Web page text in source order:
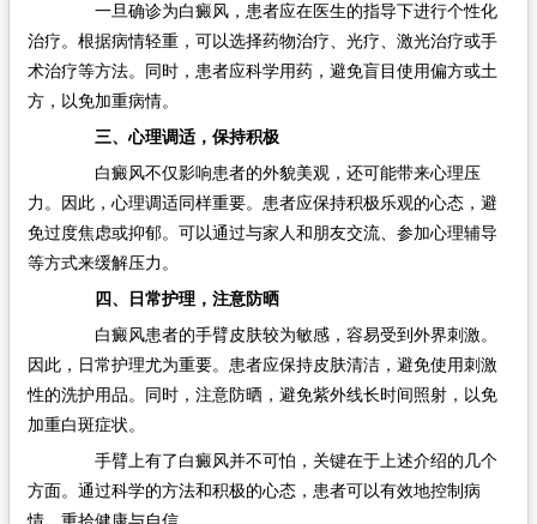
一旦确诊为白癜风，患者应在医生的指导下进行个性化
治疗。根据病情轻重，可以选择药物治疗、光疗、激光治疗或手
术治疗等方法。同时，患者应科学用药，避免盲目使用偏方或土
方，以免加重病情。
三、心理调适，保持积极
白癜风不仅影响患者的外貌美观，还可能带来心理压
力。因此，心理调适同样重要。患者应保持积极乐观的心态，避
免过度焦虑或抑郁。可以通过与家人和朋友交流、参加心理辅导
等方式来缓解压力。
四、日常护理，注意防晒
白癜风患者的手臂皮肤较为敏感，容易受到外界刺激。
因此，日常护理尤为重要。患者应保持皮肤清洁，避免使用刺激
性的洗护用品。同时，注意防晒，避免紫外线长时间照射，以免
加重白斑症状。
手臂上有了白癜风并不可怕，关键在于上述介绍的几个
方面。通过科学的方法和积极的心态，患者可以有效地控制病